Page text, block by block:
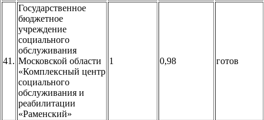
41.
Государственное
бюджетное
учреждение
социального
обслуживания
Московской области
«Комплексный центр
социального
обслуживания и
реабилитации
«Раменский»
1 0,98 готов